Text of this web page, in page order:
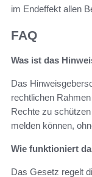
im Endeffekt allen
FAQ
Was ist das
Das
rechtlichen
Rechte zu
melden können,
Wie funktioniert
Das Gesetz regelt